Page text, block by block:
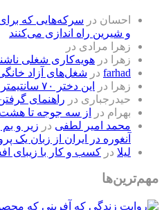
احسان در سرکه‌هایی که
و شیرین راه اندازی می‌کنند
زهرا مرادی در
زهرا
در هویه‌کاری شغلی
farhad در شغل‌های آزاد
زهرا
در
این دختر ۷۰ سانتیمتری، یک کارآفرین نمونه است
حیدرجباری در راهنمای
بهرام در
از سه جوجه تا
محمد امیر لطفی در زیر و
آنغوره در ایران از زبان یک
لیلا در کسب و کار با زیبای
مهم‌ترین‌ها